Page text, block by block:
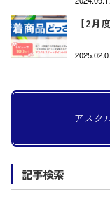
【2月
アスク
記事検索